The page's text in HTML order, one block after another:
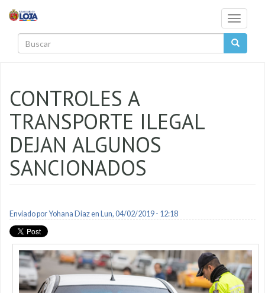
Toggle
CONTROLES A
TRANSPORTE ILEGAL
DEJAN ALGUNOS
SANCIONADOS
Enviado porYohana Diazen Lun, 04/02/2019 - 12:18